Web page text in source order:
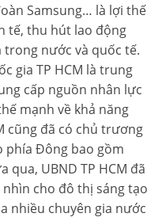
Samsung… là lợi thế
tế, thu hút lao động
trong nước và quốc tế.
gia TP HCM là trung
cấp nguồn nhân lực
mạnh về khả năng
cũng đã có chủ trương
phía Đông bao gồm
qua, UBND TP HCM đã
cho đô thị sáng tạo
nhiều chuyên gia nước